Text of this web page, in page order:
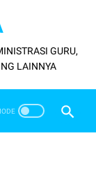
GURU,
LAINNYA